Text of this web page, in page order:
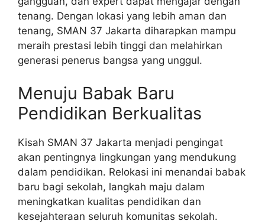
tenang. Dengan lokasi yang lebih aman dan
tenang, SMAN 37 Jakarta diharapkan mampu
meraih prestasi lebih tinggi dan melahirkan
generasi penerus bangsa yang unggul.
Menuju Babak Baru
Pendidikan Berkualitas
Kisah SMAN 37 Jakarta menjadi pengingat
akan pentingnya lingkungan yang mendukung
dalam pendidikan. Relokasi ini menandai babak
baru bagi sekolah, langkah maju dalam
meningkatkan kualitas pendidikan dan
kesejahteraan seluruh komunitas sekolah.